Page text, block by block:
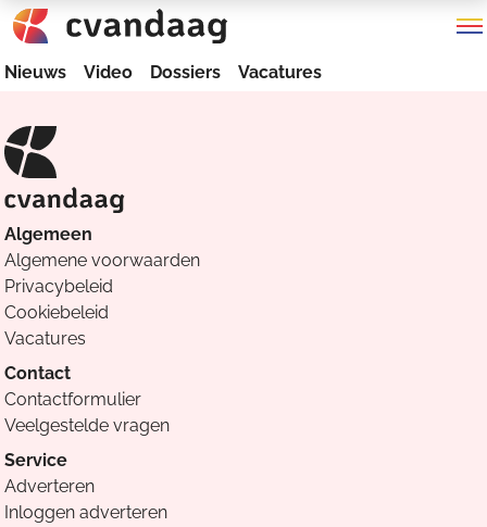
Nieuws Video Dossiers Vacatures
Algemeen
Algemene voorwaarden
Privacybeleid
Cookiebeleid
Vacatures
Contact
Contactformulier
Veelgestelde vragen
Service
Adverteren
Inloggen adverteren